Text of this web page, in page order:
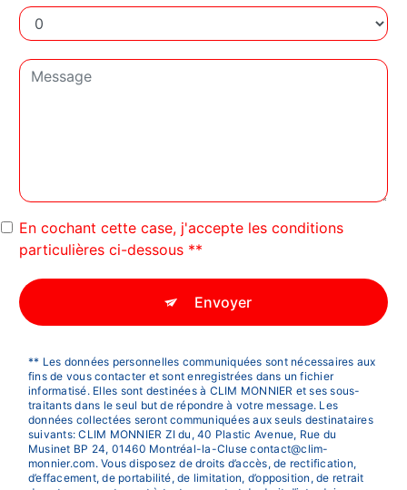
En cochant cette case, j'accepte les conditions
particulières ci-dessous **
Envoyer
** Les données personnelles communiquées sont nécessaires aux
fins de vous contacter et sont enregistrées dans un fichier
informatisé. Elles sont destinées à CLIM MONNIER et ses sous-
traitants dans le seul but de répondre à votre message. Les
données collectées seront communiquées aux seuls destinataires
suivants: CLIM MONNIER ZI du, 40 Plastic Avenue, Rue du
Musinet BP 24, 01460 Montréal-la-Cluse contact@clim-
monnier.com. Vous disposez de droits d’accès, de rectification,
d’effacement, de portabilité, de limitation, d’opposition, de retrait